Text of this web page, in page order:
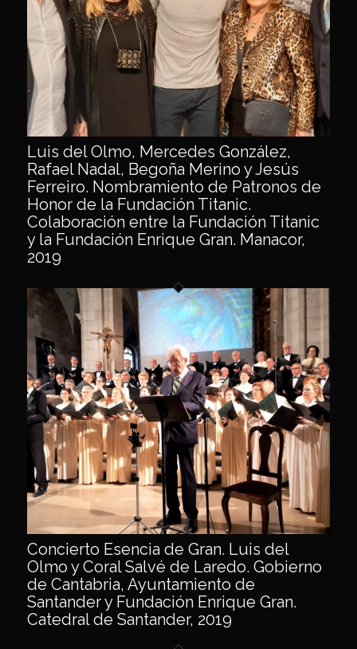
Luis del Olmo, Mercedes González,
Rafael Nadal, Begoña Merino y Jesús
Ferreiro. Nombramiento de Patronos de
Honor de la Fundación Titanic.
Colaboración entre la Fundación Titanic
y la Fundación Enrique Gran. Manacor,
2019
Concierto Esencia de Gran. Luis del
Olmo y Coral Salvé de Laredo. Gobierno
de Cantabria, Ayuntamiento de
Santander y Fundación Enrique Gran.
Catedral de Santander, 2019